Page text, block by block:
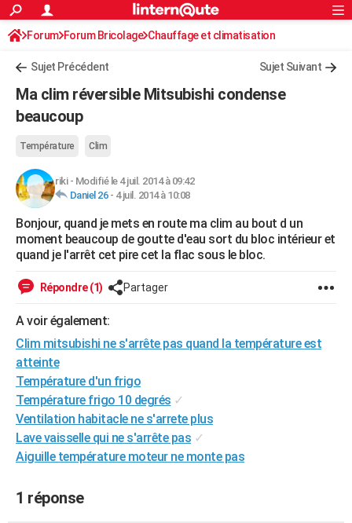
ACTUALITÉS
Politique
Société
Faits Divers
Education
Monde
Villes
+
Programme TV
TNTStreaming
Cinéma
Sorties cinéma
Musique
+FINANCE
Retraite
Impôts
Epargne
Immobilier
Risques naturels par ville
Banque
Assurance
Crédit
AUTO
Essais
Réserver un essai
Citadines
Berlines
SUV
Forum auto
HIGH-TECH
Mobiles
Meilleur smartphone
Internet
Ordinateurs
Jeux vidéo
Guide high-tech
BRICOLAGE
Forum
Aménagement intérieur
Extérieur
Cuisine
Salle de bains
Jardinage
Rangement
WEEK-END
VOYAGE
Destinations
City break
Voyage nature
Voyage de noces
Forum
Climat
+PHOTO
GUIDES D'ACHAT
BONS PLANS
CARTE DE VOEUX
Carte de Noël
Carte Bonne année
Carte Saint-Valentin
Carte Pâques
Carte d'anniversaire
DICTIONNAIRE
Rechercher
S'inscrire
Connexion
Forum Forum Bricolage Chauffage et climatisation
Sujet Précédent Sujet Suivant
Ma clim réversible Mitsubishi condense
beaucoup
Température Clim
riki- Modifié le 4 juil. 2014 à 09:42
Daniel 26- 4 juil. 2014 à 10:08
Bonjour, quand je mets en route ma clim au bout d un
moment beaucoup de goutte d'eau sort du bloc intérieur et
quand je l'arrêt cet pire cet la flac sous le bloc.
Répondre (1) Partager
A voir également:
Clim mitsubishi ne s'arrête pas quand la température est
atteinte
Température d'un frigo
Température frigo 10 degrés ✓
Ventilation habitacle ne s'arrete plus
Lave vaisselle qui ne s'arrête pas ✓
Aiguille température moteur ne monte pas
1 réponse